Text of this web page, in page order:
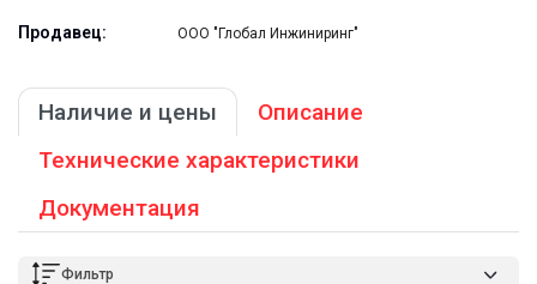
Продавец: ООО "Глобал Инжиниринг"
Наличие и цены
Описание
Технические характеристики
Документация
Фильтр